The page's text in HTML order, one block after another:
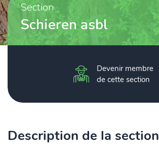
Section
Schieren asbl
Devenir membre
de cette section
Description de la section